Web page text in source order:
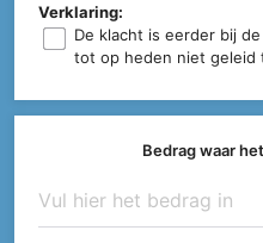
Verklaring:
De klacht is eerder bij
tot op heden niet geleid
Bedrag waar